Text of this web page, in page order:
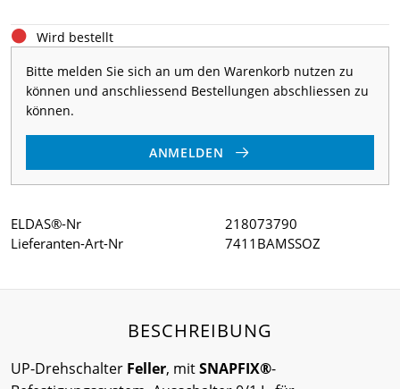
Wird bestellt
Bitte melden Sie sich an um den Warenkorb nutzen zu
können und anschliessend Bestellungen abschliessen zu
können.
ANMELDEN
ELDAS®-Nr
218073790
Lieferanten-Art-Nr
7411BAMSSOZ
BESCHREIBUNG
UP-Drehschalter Feller, mitSNAPFIX®-